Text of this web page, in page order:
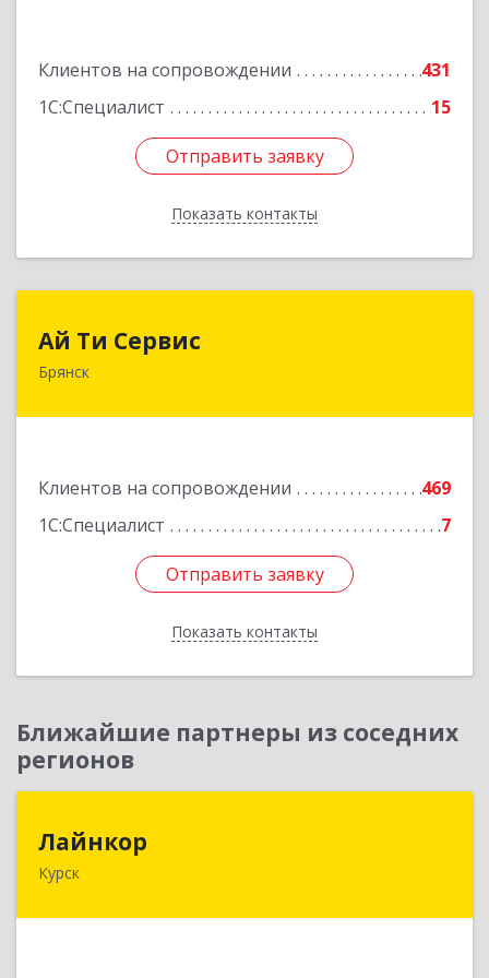
Клиентов на сопровождении
431
1С:Специалист
15
Отправить заявку
Показать контакты
Отправить заявку
Назад
Ай Ти Сервис
Брянск
Клиентов на сопровождении
469
1С:Специалист
7
Отправить заявку
Показать контакты
Отправить заявку
Назад
Ближайшие партнеры из соседних
регионов
Лайнкор
Курск
305021, Курская обл, Курск г, Победы пр-кт, дом